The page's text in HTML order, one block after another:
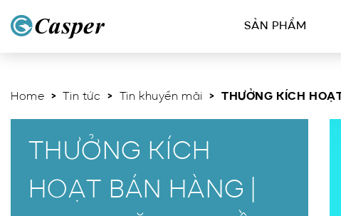
SẢN PHẨM
Home > Tin tức > Tin khuyến mãi > THƯỞNG KÍCH
THƯỞNG KÍCH
HOẠT BÁN HÀNG |